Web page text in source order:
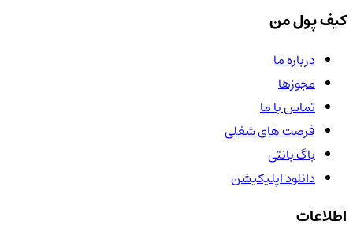
کیف پول من
درباره ما
مجوزها
تماس با ما
فرصت های شغلی
باگ بانتی
دانلود اپلیکیشن
اطلاعات